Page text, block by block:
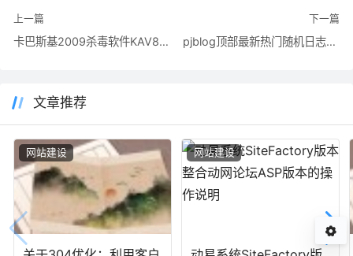
上一篇
卡巴斯基2009杀毒软件KAV8.0激活码_最新KEY授权文件【2009年4月5号更新]】【下载】
下一篇
pjblog顶部最新热门随机日志最新留言内容模块选项卡多格调用
文章推荐
网站建设 网站建设